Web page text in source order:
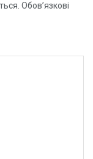
Обов’язкові